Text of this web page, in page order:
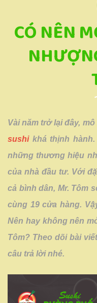
CÓ NÊN
Vài năm trở lại đây,
sushikhá thịnh hành.
những thương hiệu
của nhà đầu tư. Với
cả bình dân, Mr. Tôm
cùng 19 cửa hàng.
Nên hay không nên
Tôm? Theo dõi bài
câu trả lời nhé.